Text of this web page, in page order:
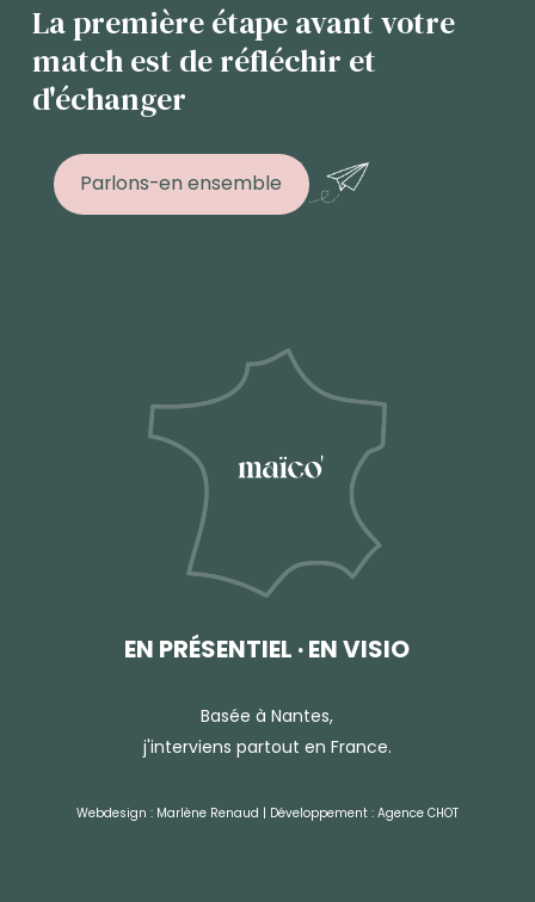
La première étape avant votre
match est de réfléchir et
d'échanger
Parlons-en ensemble
EN PRÉSENTIEL · EN VISIO
Basée à Nantes,
j'interviens partout en France.
Webdesign : Marlène Renaud | Développement : Agence CHOT